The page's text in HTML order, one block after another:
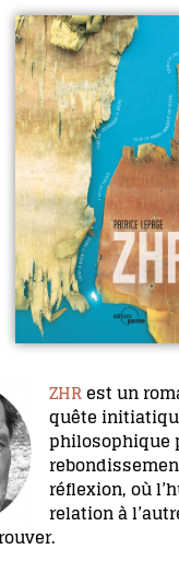
ZHRest un
quête
philosophique
réflexion, où
relation à